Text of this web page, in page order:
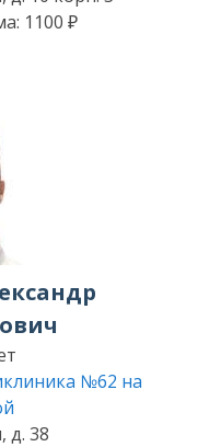
1100 ₽
№62 на
д. 38